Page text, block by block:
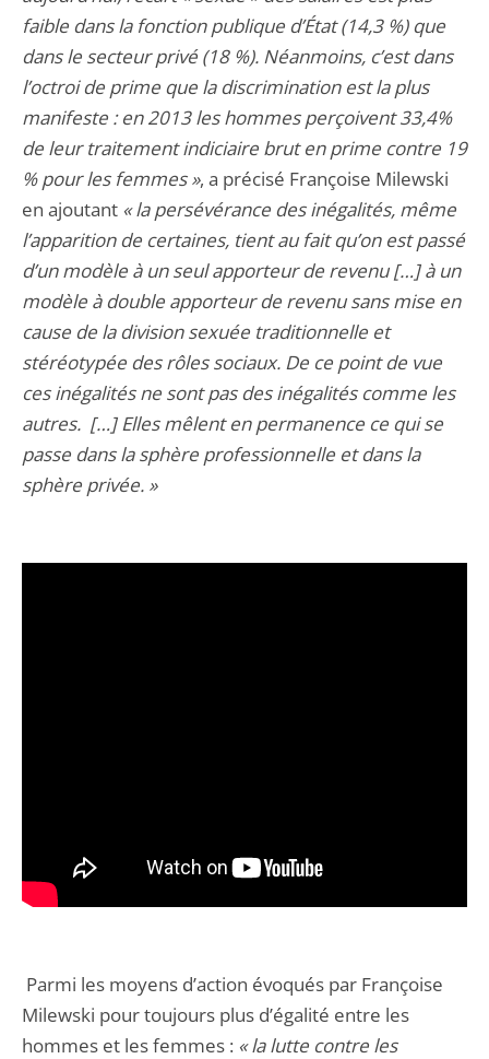
faible dans la fonction publique d’État (14,3 %) que
dans le secteur privé (18 %). Néanmoins, c’est dans
l’octroi de prime que la discrimination est la plus
manifeste : en 2013 les hommes perçoivent 33,4%
de leur traitement indiciaire brut en prime contre 19
% pour les femmes », a précisé Françoise Milewski
en ajoutant « la persévérance des inégalités, même
l’apparition de certaines, tient au fait qu’on est passé
d’un modèle à un seul apporteur de revenu […] à un
modèle à double apporteur de revenu sans mise en
cause de la division sexuée traditionnelle et
stéréotypée des rôles sociaux. De ce point de vue
ces inégalités ne sont pas des inégalités comme les
autres. […] Elles mêlent en permanence ce qui se
passe dans la sphère professionnelle et dans la
sphère privée. »
Parmi les moyens d’action évoqués par Françoise
Milewski pour toujours plus d’égalité entre les
hommes et les femmes : « la lutte contre les